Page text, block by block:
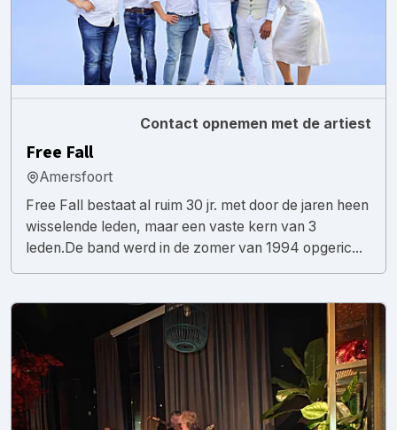
Contact opnemen met de artiest
Free Fall
Amersfoort
Free Fall bestaat al ruim 30 jr. met door de jaren heen
wisselende leden, maar een vaste kern van 3
leden.De band werd in de zomer van 1994 opgeric...